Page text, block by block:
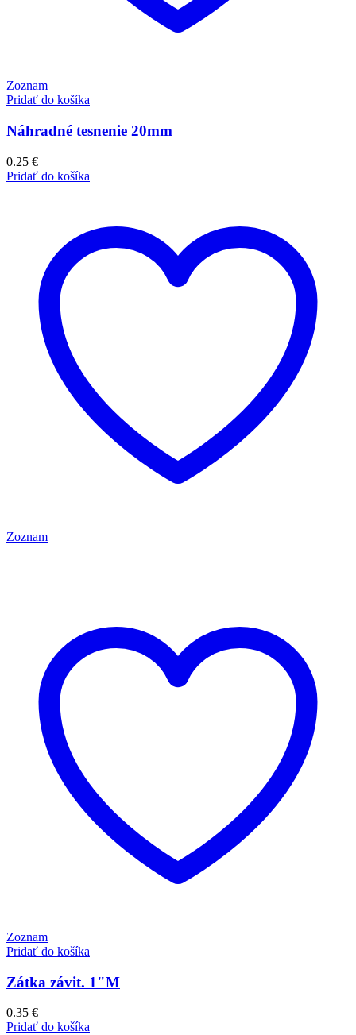
Zoznam
Pridať do košíka
Náhradné tesnenie 20mm
0.25 €
Pridať do košíka
Zoznam
Zoznam
Pridať do košíka
Zátka závit. 1"M
0.35 €
Pridať do košíka